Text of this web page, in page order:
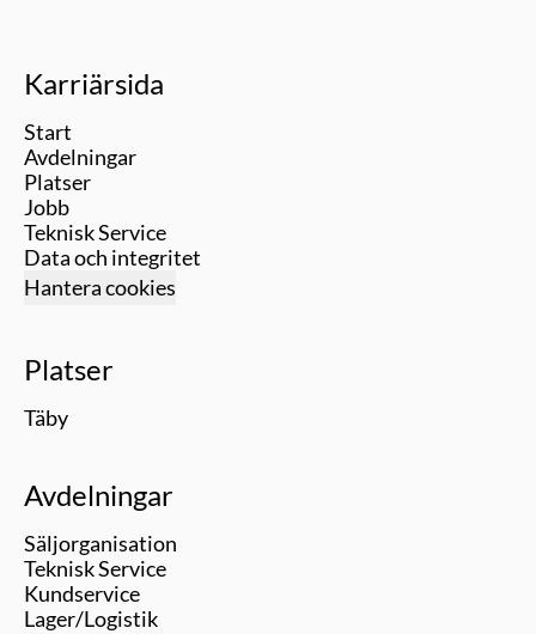
Karriärsida
Start
Avdelningar
Platser
Jobb
Teknisk Service
Data och integritet
Hantera cookies
Platser
Täby
Avdelningar
Säljorganisation
Teknisk Service
Kundservice
Lager/Logistik